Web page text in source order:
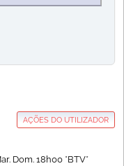
AÇÕES DO UTILIZADOR
Dom. 18h00 *BTV*